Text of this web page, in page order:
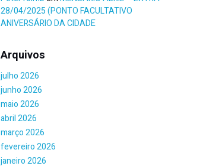
28/04/2025 (PONTO FACULTATIVO
ANIVERSÁRIO DA CIDADE
Arquivos
julho 2026
junho 2026
maio 2026
abril 2026
março 2026
fevereiro 2026
janeiro 2026